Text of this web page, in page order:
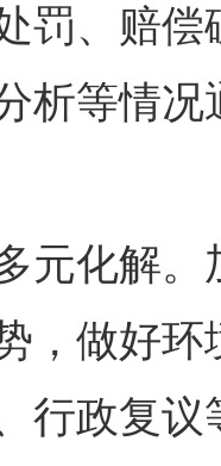
罚、赔
析等情
化解。
，做好
行政复